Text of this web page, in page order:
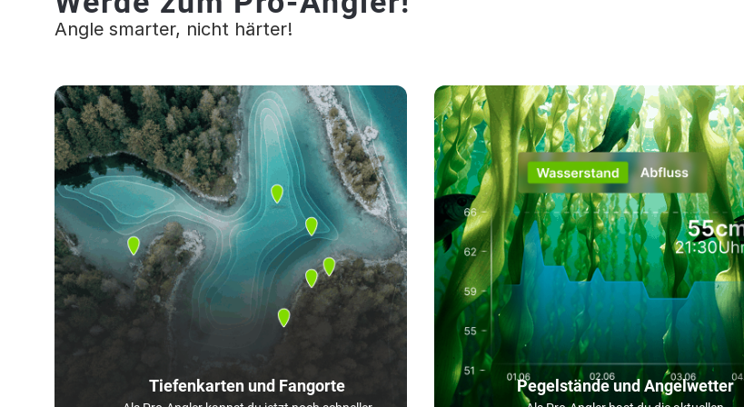
Angle smarter, nicht härter!
Tiefenkarten und Fangorte Pegelstände und Angelwetter